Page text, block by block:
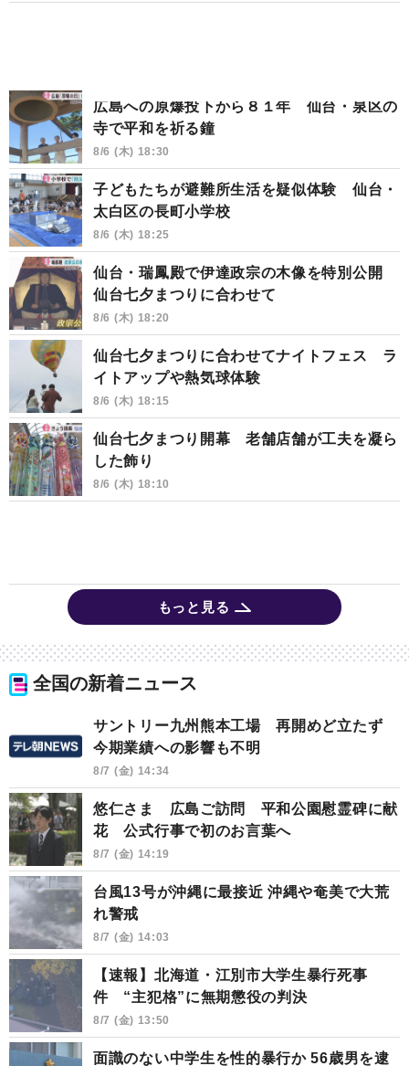
広島への原爆投下から８１年 仙台・泉区の
寺で平和を祈る鐘
8/6 (木) 18:30
子どもたちが避難所生活を疑似体験 仙台・
太白区の長町小学校
8/6 (木) 18:25
仙台・瑞鳳殿で伊達政宗の木像を特別公開
仙台七夕まつりに合わせて
8/6 (木) 18:20
仙台七夕まつりに合わせてナイトフェス ラ
イトアップや熱気球体験
8/6 (木) 18:15
仙台七夕まつり開幕 老舗店舗が工夫を凝ら
した飾り
8/6 (木) 18:10
もっと見る
全国の新着ニュース
サントリー九州熊本工場 再開めど立たず
今期業績への影響も不明
8/7 (金) 14:34
悠仁さま 広島ご訪問 平和公園慰霊碑に献
花 公式行事で初のお言葉へ
8/7 (金) 14:19
台風13号が沖縄に最接近 沖縄や奄美で大荒
れ警戒
8/7 (金) 14:03
【速報】北海道・江別市大学生暴行死事
件 “主犯格”に無期懲役の判決
8/7 (金) 13:50
面識のない中学生を性的暴行か 56歳男を逮